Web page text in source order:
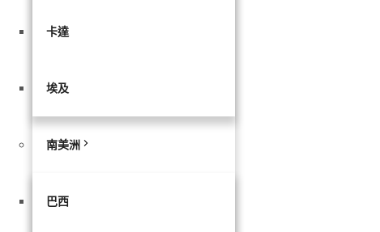
卡達
埃及
南美洲
巴西